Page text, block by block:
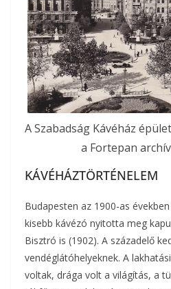
A Szabadság Kávéház
a Fortepan
KÁVÉHÁZTÖRTÉNELEM
Budapesten az 1900-as
kisebb kávézó nyitotta meg
Bisztró is (1902). A századelő
vendéglátóhelyeknek. A
voltak, drága volt a világítás, a